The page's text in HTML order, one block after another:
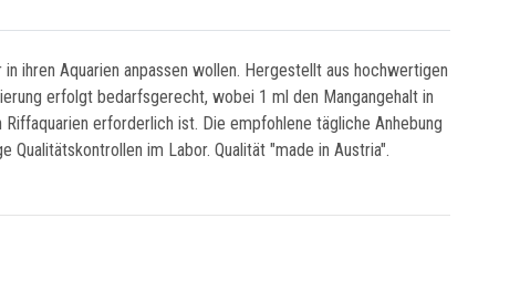
ihren Aquarien anpassen wollen. Hergestellt aus hochwertigen
erfolgt bedarfsgerecht, wobei 1 ml den Mangangehalt in
erforderlich ist. Die empfohlene tägliche Anhebung
im Labor. Qualität "made in Austria".